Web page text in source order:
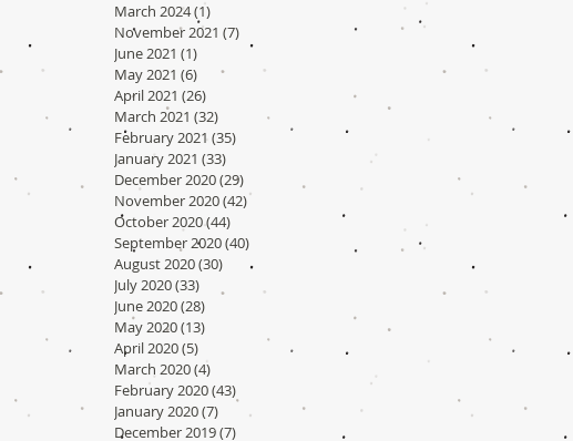
March 2024(1)
November 2021 (7)
June 2021 (1)
May 2021 (6) 6 posts
April 2021 (26)
March 2021 (32) 32 posts
February 2021 (35) 35 posts
January 2021 (33)
December 2020(29)
November 2020(42)42 posts
October 2020(44)
September 2020(40)
August 2020(30) 30 posts
July 2020(33)
June 2020(28)
May 2020(13)
April 2020(5)
March 2020(4)
February 2020(43)
January 2020(7) 7 posts
December 2019(7)